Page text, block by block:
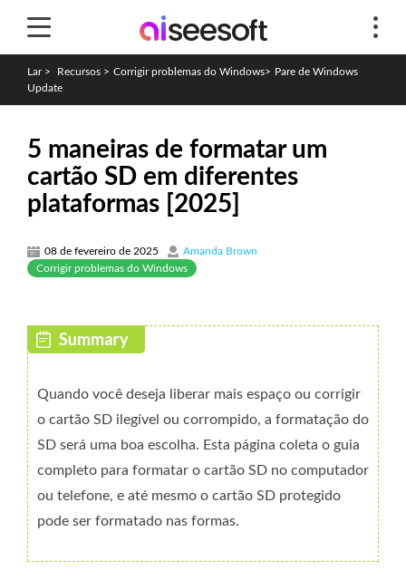
Lar> Recursos > Corrigir problemas do Windows> Pare de Windows
Update
5 maneiras de formatar um
cartão SD em diferentes
plataformas [2025]
08 de fevereiro de 2025
Amanda Brown
Corrigir problemas do Windows
Quando você deseja liberar mais espaço ou corrigir
o cartão SD ilegível ou corrompido, a formatação do
SD será uma boa escolha. Esta página coleta o guia
completo para formatar o cartão SD no computador
ou telefone, e até mesmo o cartão SD protegido
pode ser formatado nas formas.